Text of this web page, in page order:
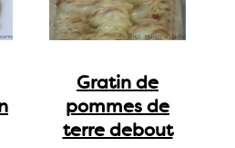
Gratin de
pommes de
terre debout